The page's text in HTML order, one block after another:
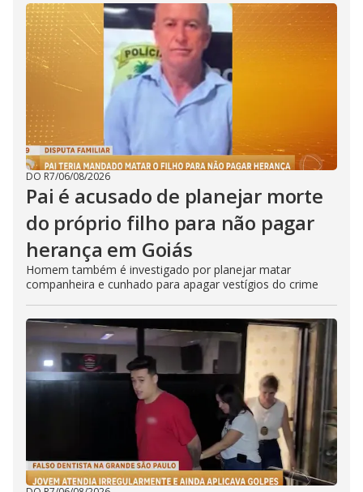
DO R7/06/08/2026
Pai é acusado de planejar morte
do próprio filho para não pagar
herança em Goiás
Homem também é investigado por planejar matar
companheira e cunhado para apagar vestígios do crime